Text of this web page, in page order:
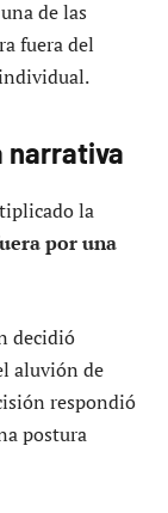
de las
fuera del
narrativa
la
por una
decidió
aluvión de
respondió
postura